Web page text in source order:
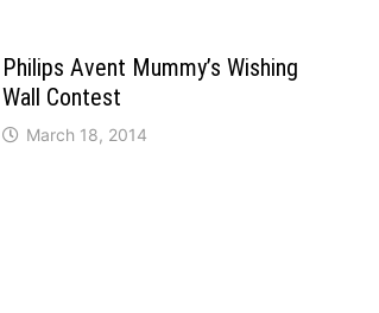
Philips Avent Mummy’s Wishing
Wall Contest
March 18, 2014